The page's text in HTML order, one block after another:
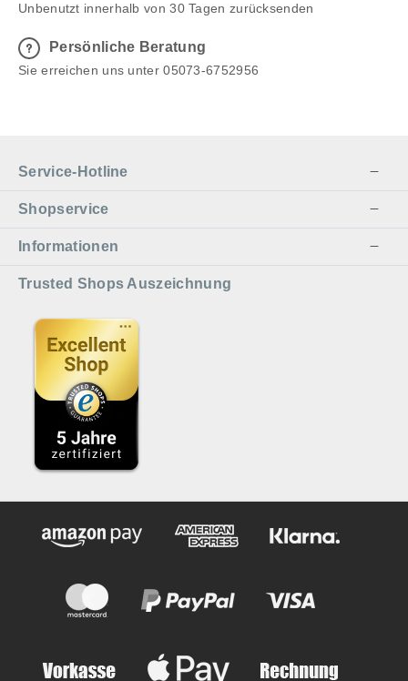
Unbenutzt innerhalb von 30 Tagen zurücksenden
Persönliche Beratung
Sie erreichen uns unter 05073-6752956
Service-Hotline
Shopservice
Informationen
Trusted Shops Auszeichnung